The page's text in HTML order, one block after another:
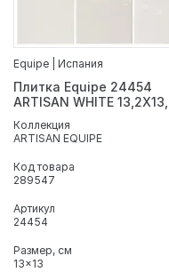
Equipe | Испания
Плитка Equipe 24454
ARTISAN WHITE
Коллекция
ARTISAN EQUIPE
Код товара
289547
Артикул
24454
Размер, см
13x13